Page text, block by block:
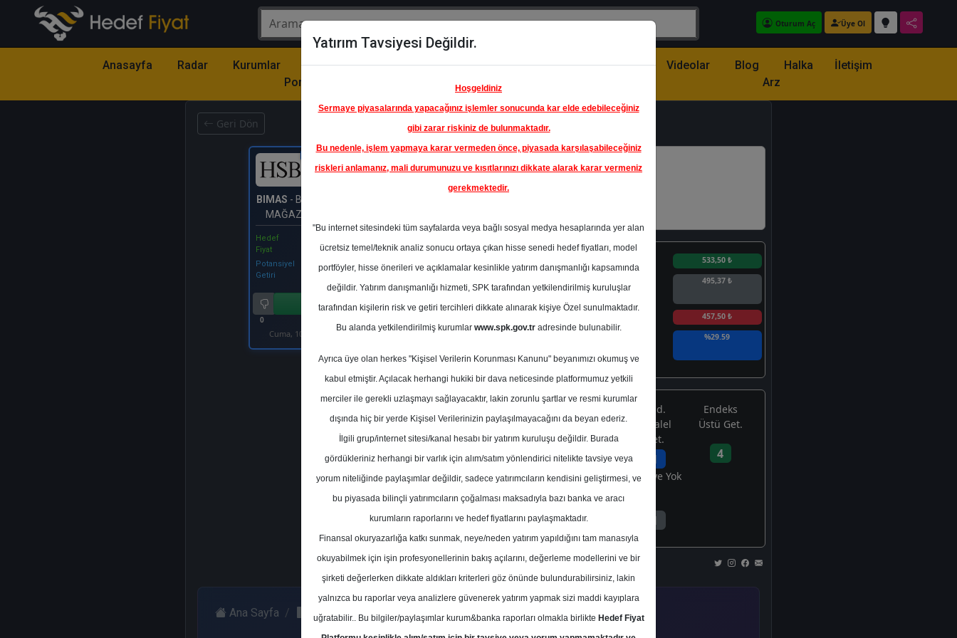
Oturum Aç Üye Ol
Anasayfa Radar Kurumlar
Model
Portföy
Hisse
Öne
Çıkanlar
Raporlar Partnerlerimiz Videolar Blog
Halka
Arz
İletişim
Geri Dön
BIMAS - BİM BİRLEŞİK
MAĞAZALAR A.Ş.
Hedef
Fiyat
Potansiyel
Getiri
%0.00
0
Cuma, 10 Ekim 2025
En Yüksek Tahmin 533,50 ₺
Ortalama Fiyat
Tahmini
495,37 ₺
457,50 ₺
Potansiyeli
%29.59
Kurum Sayısı
20
14
End.
Paralel
Get.
1
Endeks
Üstü Get.
4
Tavsiye Yok
1
Cuma, 10 Ekim 2025
Ana Sayfa HSBC Yatırım BIMAS Hedef Fiyat
Yatırım Tavsiyesi Değildir.
Hoşgeldiniz
Sermaye piyasalarında yapacağınız işlemler sonucunda kar elde edebileceğiniz
gibi zarar riskiniz de bulunmaktadır.
Bu nedenle, işlem yapmaya karar vermeden önce, piyasada karşılaşabileceğiniz
riskleri anlamanız, mali durumunuzu ve kısıtlarınızı dikkate alarak karar vermeniz
gerekmektedir.
"Bu internet sitesindeki tüm sayfalarda veya bağlı sosyal medya hesaplarında yer alan
ücretsiz temel/teknik analiz sonucu ortaya çıkan hisse senedi hedef fiyatları, model
portföyler, hisse önerileri ve açıklamalar kesinlikle yatırım danışmanlığı kapsamında
değildir. Yatırım danışmanlığı hizmeti, SPK tarafından yetkilendirilmiş kuruluşlar
tarafından kişilerin risk ve getiri tercihleri dikkate alınarak kişiye Özel sunulmaktadır.
Bu alanda yetkilendirilmiş kurumlar www.spk.gov.tradresinde bulunabilir.
Ayrıca üye olan herkes "Kişisel Verilerin Korunması Kanunu" beyanımızı okumuş ve
kabul etmiştir. Açılacak herhangi hukiki bir dava neticesinde platformumuz yetkili
merciler ile gerekli uzlaşmayı sağlayacaktır, lakin zorunlu şartlar ve resmi kurumlar
dışında hiç bir yerde Kişisel Verilerinizin paylaşılmayacağını da beyan ederiz.
İlgili grup/internet sitesi/kanal hesabı bir yatırım kuruluşu değildir. Burada
gördükleriniz herhangi bir varlık için alım/satım yönlendirici nitelikte tavsiye veya
yorum niteliğinde paylaşımlar değildir, sadece yatırımcıların kendisini geliştirmesi, ve
bu piyasada bilinçli yatırımcıların çoğalması maksadıyla bazı banka ve aracı
kurumların raporlarını ve hedef fiyatlarını paylaşmaktadır.
Finansal okuryazarlığa katkı sunmak, neye/neden yatırım yapıldığını tam manasıyla
okuyabilmek için işin profesyonellerinin bakış açılarını, değerleme modellerini ve bir
şirketi değerlerken dikkate aldıkları kriterleri göz önünde bulundurabilirsiniz, lakin
yalnızca bu raporlar veya analizlere güvenerek yatırım yapmak sizi maddi kayıplara
uğratabilir.. Bu bilgiler/paylaşımlar kurum&banka raporları olmakla birlikte Hedef Fiyat